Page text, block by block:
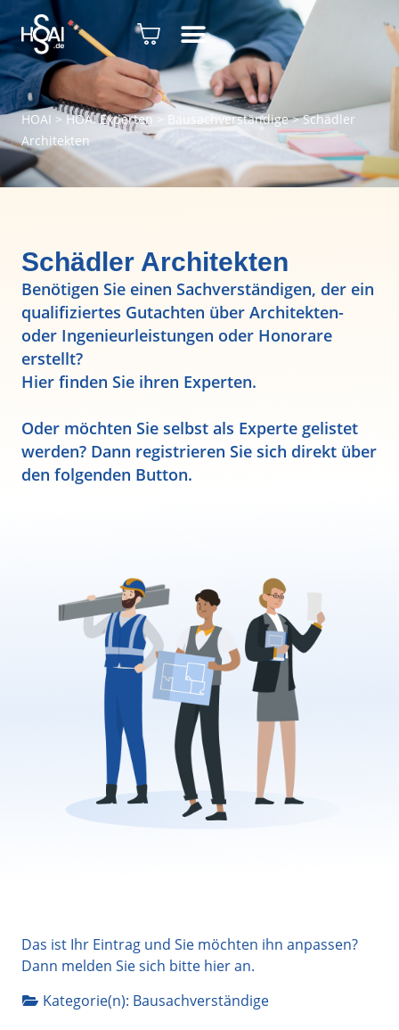
HOAI > HOAI Experten> Bausachverständige>Schädler
Architekten
Schädler Architekten
Benötigen Sie einen Sachverständigen, der ein
qualifiziertes Gutachten über Architekten-
oder Ingenieurleistungen oder Honorare
erstellt?
Hier finden Sie ihren Experten.
Oder möchten Sie selbst als Experte gelistet
werden? Dann registrieren Sie sich direkt über
den folgenden Button.
Das ist Ihr Eintrag und Sie möchten ihn anpassen?
Dann melden Sie sich bitte hieran.
Kategorie(n): Bausachverständige